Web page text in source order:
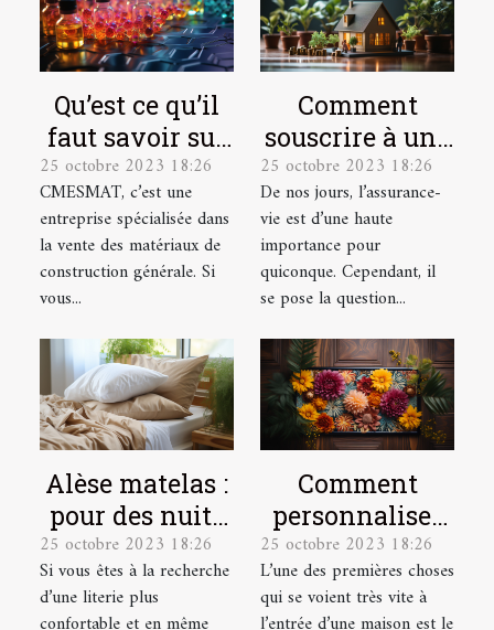
Qu’est ce qu’il
faut savoir sur
CMESMAT ?
25 octobre 2023 18:26
CMESMAT, c’est une
entreprise spécialisée dans
la vente des matériaux de
construction générale. Si
vous...
Comment
souscrire à une
assurance vie ?
25 octobre 2023 18:26
De nos jours, l’assurance-
vie est d’une haute
importance pour
quiconque. Cependant, il
se pose la question...
Alèse matelas :
pour des nuits
plus
confortables et
plus douces !
25 octobre 2023 18:26
Si vous êtes à la recherche
d’une literie plus
Comment
personnaliser
votre
paillasson ?
25 octobre 2023 18:26
L’une des premières choses
qui se voient très vite à